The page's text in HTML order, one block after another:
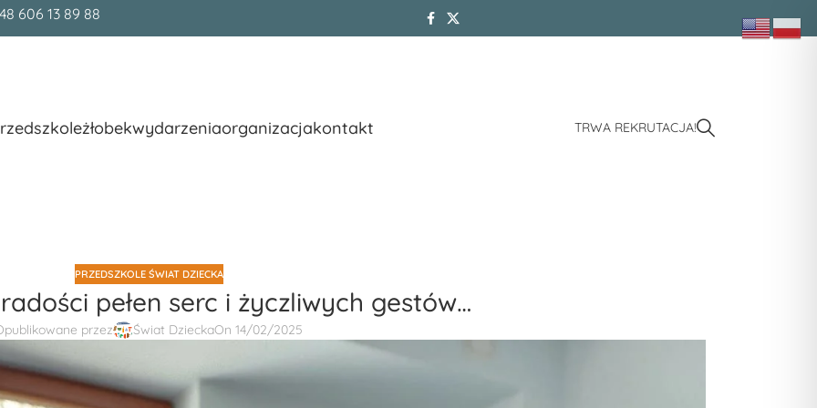
606 13 89 88
żłobekwydarzeniaorganizacjakontakt TRWA REKRUTACJA!
PRZEDSZKOLE ŚWIAT DZIECKA
pełen serc i życzliwych gestów…
przez Świat DzieckaOn 14/02/2025